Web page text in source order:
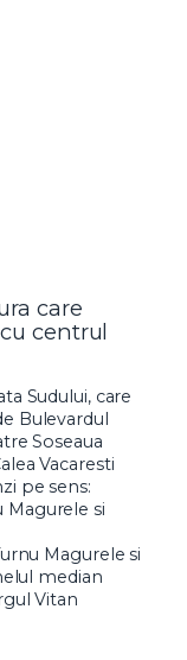
care
centrul
Sudului, care
Bulevardul
Soseaua
Vacaresti
pe sens:
Magurele si
Magurele si
median
Vitan